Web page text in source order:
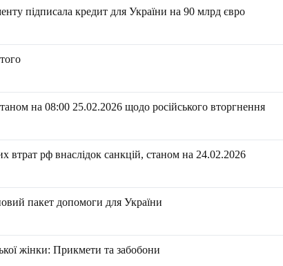
підписала кредит для України на 90 млрд євро
на 08:00 25.02.2026 щодо російського вторгнення
втрат рф внаслідок санкцій, станом на 24.02.2026​​
пакет допомоги для України
жінки: Прикмети та забобони